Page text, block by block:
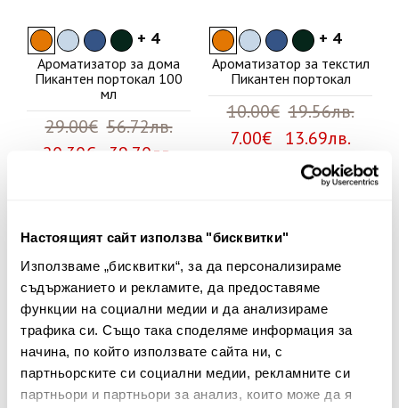
Настоящият сайт използва "бисквитки"
Използваме „бисквитки“, за да персонализираме
съдържанието и рекламите, да предоставяме
функции на социални медии и да анализираме
трафика си. Също така споделяме информация за
начина, по който използвате сайта ни, с
партньорските си социални медии, рекламните си
партньори и партньори за анализ, които може да я
+ 4
Ароматизатор за дома
Пикантен портокал 100
мл
29.00€ 56.72лв.
20.30€ 39.70лв.
+ 4
Ароматизатор за текстил
Пикантен портокал
10.00€ 19.56лв.
7.00€ 13.69лв.